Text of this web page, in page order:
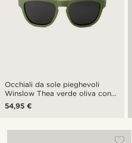
Occhiali da sole pieghevoli
Winslow Thea verde oliva con
lenti polarizzate
54,95 €